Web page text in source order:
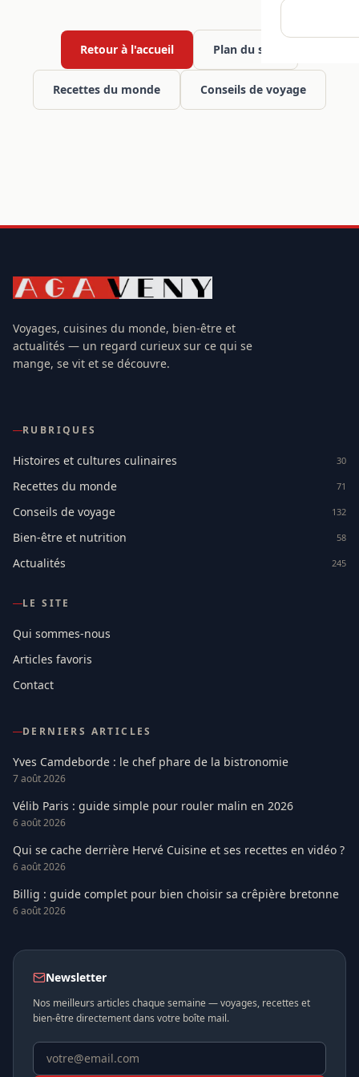
Retour à l'accueil Plan du site
Recettes du monde Conseils de voyage
Voyages, cuisines du monde, bien-être et
actualités — un regard curieux sur ce qui se
mange, se vit et se découvre.
RUBRIQUES
Histoires et cultures culinaires 30
Recettes du monde 71
Conseils de voyage 132
Bien-être et nutrition 58
Actualités 245
LE SITE
Qui sommes-nous
Articles favoris
Contact
DERNIERS ARTICLES
Yves Camdeborde : le chef phare de la bistronomie
7 août 2026
Vélib Paris : guide simple pour rouler malin en 2026
6 août 2026
Qui se cache derrière Hervé Cuisine et ses recettes en vidéo ?
6 août 2026
Billig : guide complet pour bien choisir sa crêpière bretonne
6 août 2026
Newsletter
Nos meilleurs articles chaque semaine — voyages, recettes et
bien-être directement dans votre boîte mail.